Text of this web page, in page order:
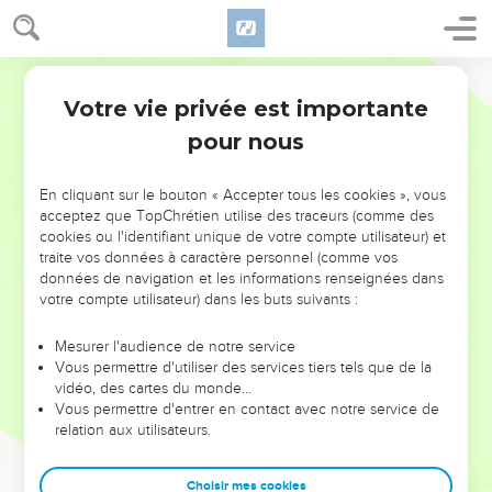
NE MANQUEZ PAS L’ÉVÉNEMENT
DE L’ANNÉE !
ET SI LEURS ERREURS POUVAIENT VOUS ÉVITER LES
VOTRES ?
leur foi ou leur vision. Mais on voit moins les doutes, les erreurs
et les saisons difficiles qu'ils ont traversés, alors même que ce
sont elles qui les ont façonnés.
Dans cette conférence, leaders, entrepreneurs, et responsables
clés pour avancer avec plus de sagesse afin que leurs erreurs
Votre vie privée est importante
pour nous
En cliquant sur le bouton « Accepter tous les cookies », vous
acceptez que TopChrétien utilise des traceurs (comme des
cookies ou l'identifiant unique de votre compte utilisateur) et
traite vos données à caractère personnel (comme vos
données de navigation et les informations renseignées dans
votre compte utilisateur) dans les buts suivants :
Mesurer l'audience de notre service
Vous permettre d'utiliser des services tiers tels que de la
vidéo, des cartes du monde…
Vous permettre d'entrer en contact avec notre service de
relation aux utilisateurs.
Choisir mes cookies